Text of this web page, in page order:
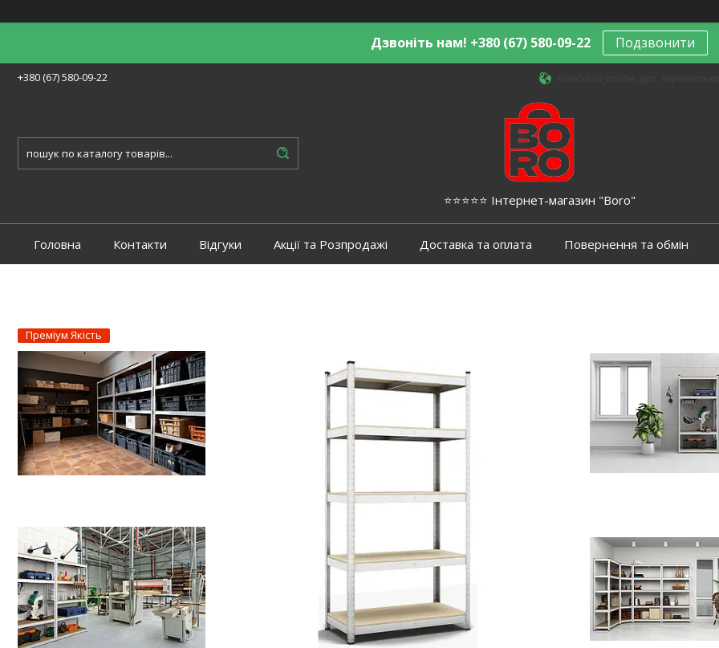
Дзвоніть нам! +380 (67) 580-09-22 Подзвонити
+380 (67) 580-09-22
⭐️⭐️⭐️⭐️⭐️ Інтернет-магазин "Boro"
Головна Контакти Відгуки Акції та Розпродажі Доставка та оплата Повернення та обмін
Преміум Якість